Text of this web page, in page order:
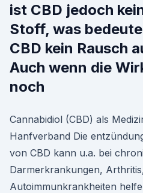
ist CBD jedoch
Stoff, was
CBD kein Rausch
Auch wenn die
noch
Cannabidiol (CBD) als
Hanfverband Die
von CBD kann u.a. bei
Darmerkrankungen,
Autoimmunkrankheiten